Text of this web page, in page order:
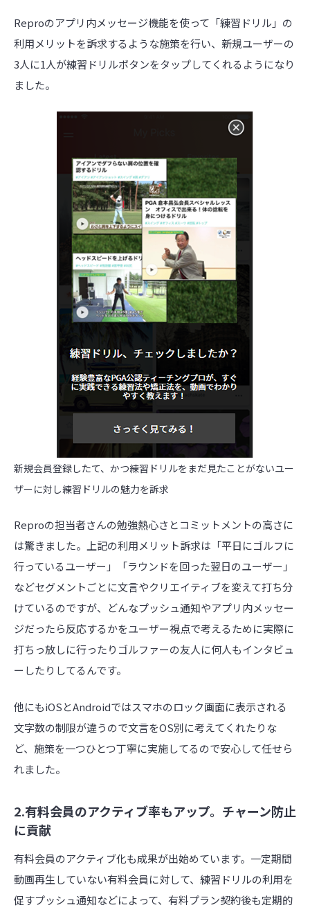
Reproのアプリ内メッセージ機能を使って「練習ドリル」の
利用メリットを訴求するような施策を行い、新規ユーザーの
3人に1人が練習ドリルボタンをタップしてくれるようになり
ました。
新規会員登録したて、かつ練習ドリルをまだ見たことがないユー
ザーに対し練習ドリルの魅力を訴求
Reproの担当者さんの勉強熱心さとコミットメントの高さに
は驚きました。上記の利用メリット訴求は「平日にゴルフに
行っているユーザー」「ラウンドを回った翌日のユーザー」
などセグメントごとに文言やクリエイティブを変えて打ち分
けているのですが、どんなプッシュ通知やアプリ内メッセー
ジだったら反応するかをユーザー視点で考えるために実際に
打ちっ放しに行ったりゴルファーの友人に何人もインタビュ
ーしたりしてるんです。
他にもiOSとAndroidではスマホのロック画面に表示される
文字数の制限が違うので文言をOS別に考えてくれたりな
ど、施策を一つひとつ丁寧に実施してるので安心して任せら
れました。
2.有料会員のアクティブ率もアップ。チャーン防止
に貢献
有料会員のアクティブ化も成果が出始めています。一定期間
動画再生していない有料会員に対して、練習ドリルの利用を
促すプッシュ通知などによって、有料プラン契約後も定期的